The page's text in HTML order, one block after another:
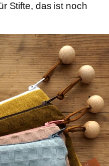
Stifte, das ist noch